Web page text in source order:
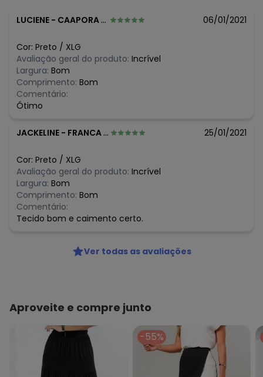
LUCIENE - CAAPORA - PB 06/01/2021
Cor: Preto / XLG
Avaliação geral do produto: Incrível
Largura: Bom
Comprimento: Bom
Comentário:
Ótimo
JACKELINE - FRANCA - SP 25/01/2021
Cor: Preto / XLG
Avaliação geral do produto: Incrível
Largura: Bom
Comprimento: Bom
Comentário:
Tecido bom e caimento certo.
Ver todas as avaliações
Aproveite e compre junto
-55%